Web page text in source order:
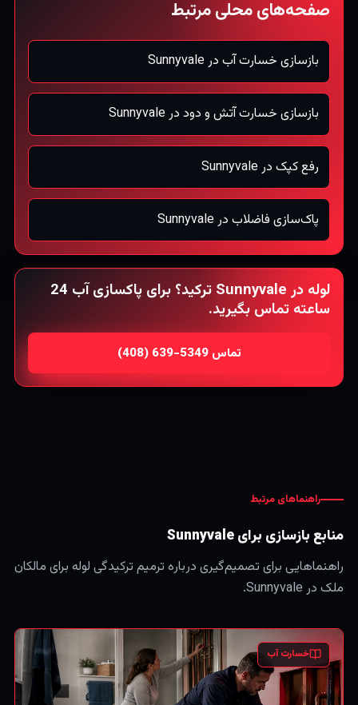
صفحه‌های محلی مرتبط
بازسازی خسارت آب در Sunnyvale
بازسازی خسارت آتش و دود در Sunnyvale
رفع کپک در Sunnyvale
پاک‌سازی فاضلاب در Sunnyvale
لوله در Sunnyvale ترکید؟ برای پاکسازی آب 24
ساعته تماس بگیرید.
تماس ⁦(408) 639-5349⁩
راهنماهای مرتبط
منابع بازسازی برای Sunnyvale
راهنماهایی برای تصمیم‌گیری درباره ترمیم ترکیدگی لوله برای مالکان
ملک در Sunnyvale.
خسارت آب